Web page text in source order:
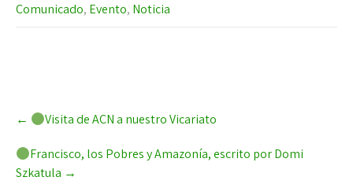
Comunicado, Evento, Noticia
Post
navigation
← Visita de ACN a nuestro Vicariato
Francisco, los Pobres y Amazonía, escrito por Domi
Szkatula →